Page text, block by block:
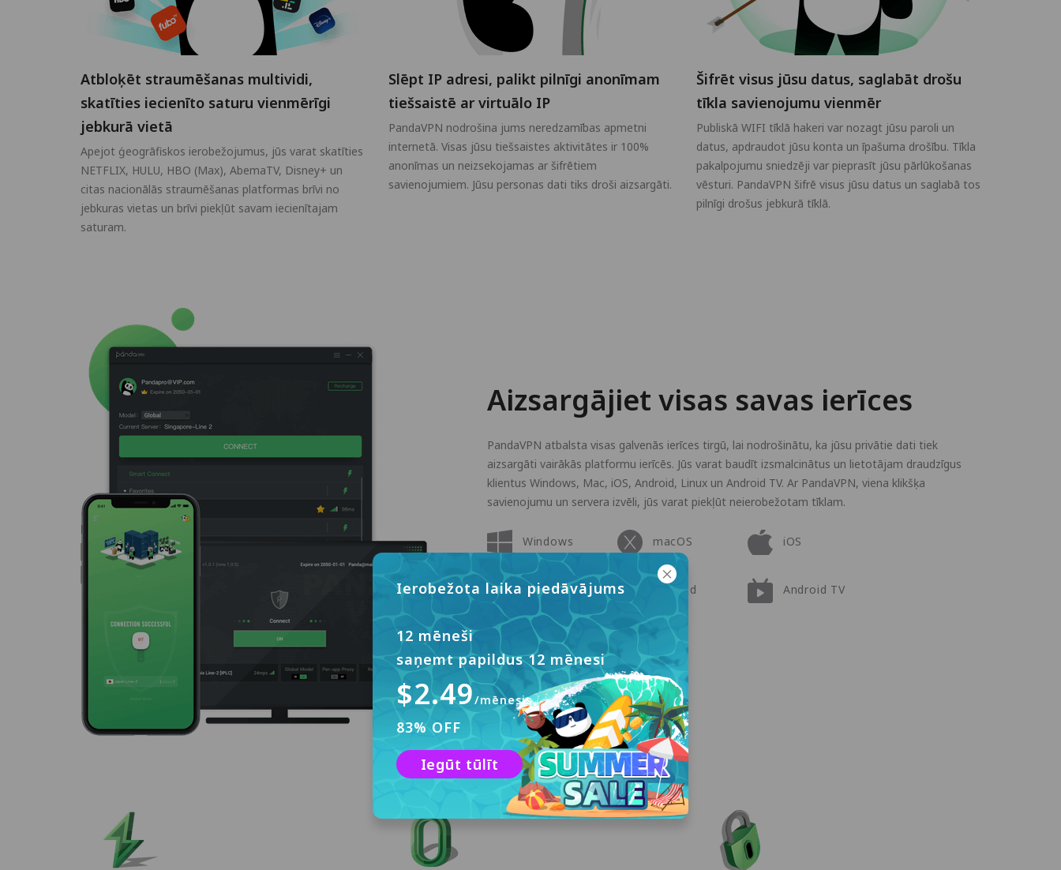
Atbloķēt straumēšanas multividi,
skatīties iecienīto saturu vienmērīgi
jebkurā vietā
Apejot ģeogrāfiskos ierobežojumus, jūs varat skatīties
NETFLIX, HULU, HBO (Max), AbemaTV, Disney+ un
citas nacionālās straumēšanas platformas brīvi no
jebkuras vietas un brīvi piekļūt savam iecienītajam
saturam.
Slēpt IP adresi, palikt pilnīgi anonīmam
tiešsaistē ar virtuālo IP
PandaVPN nodrošina jums neredzamības apmetni
internetā. Visas jūsu tiešsaistes aktivitātes ir 100%
anonīmas un neizsekojamas ar šifrētiem
savienojumiem. Jūsu personas dati tiks droši aizsargāti.
Šifrēt visus jūsu datus, saglabāt drošu
tīkla savienojumu vienmēr
Publiskā WIFI tīklā hakeri var nozagt jūsu paroli un
datus, apdraudot jūsu konta un īpašuma drošību. Tīkla
pakalpojumu sniedzēji var pieprasīt jūsu pārlūkošanas
vēsturi. PandaVPN šifrē visus jūsu datus un saglabā tos
pilnīgi drošus jebkurā tīklā.
Aizsargājiet visas savas ierīces
PandaVPN atbalsta visas galvenās ierīces tirgū, lai nodrošinātu, ka jūsu privātie dati tiek
aizsargāti vairākās platformu ierīcēs. Jūs varat baudīt izsmalcinātus un lietotājam draudzīgus
klientus Windows, Mac, iOS, Android, Linux un Android TV. Ar PandaVPN, viena klikšķa
savienojumu un servera izvēli, jūs varat piekļūt neierobežotam tīklam.
Windows macOS iOS
Apple TV Android Android TV
Linux
Ierobežota laika piedāvājums
12 mēneši
saņemt papildus 12 mēnesi
$2.49/mēnesis
83% OFF
Iegūt tūlīt